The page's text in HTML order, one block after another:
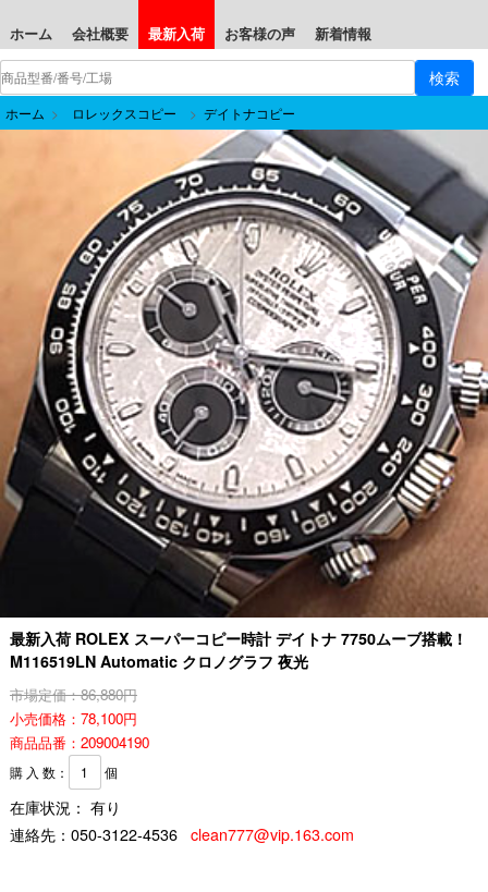
ホーム 会社概要 最新入荷 お客様の声 新着情報
ホーム > ロレックスコピー > デイトナコピー
最新入荷 ROLEX スーパーコピー時計 デイトナ 7750ムーブ搭載！
M116519LN Automatic クロノグラフ 夜光
市場定価：86,880円
小売価格：78,100円
商品品番：209004190
購 入 数： 個
在庫状況： 有り
連絡先： 050-3122-4536 clean777@vip.163.com